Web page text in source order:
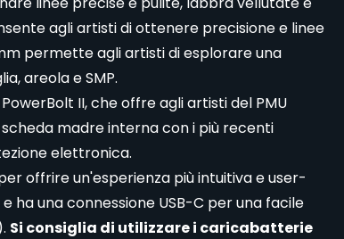
agli artisti di ottenere precisione e linee
permette agli artisti di esplorare una
areola e SMP.
II, che offre agli artisti del PMU
madre interna con i più recenti
elettronica.
offrire un'esperienza più intuitiva e user-
ha una connessione USB-C per una facile
Si consiglia di utilizzare i caricabatterie